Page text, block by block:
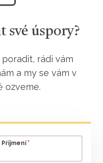
své úspory?
rádi vám
a my se vám v
ozveme.
Příjmení *